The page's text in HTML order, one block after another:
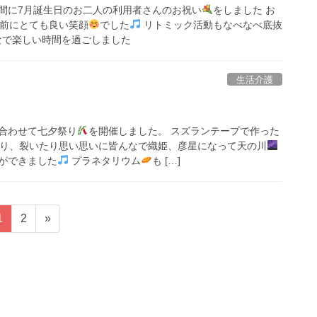
に7月誕生日のお二人の利用者さんのお祝い
をしました お
にとても良い笑顔
でした
リトミック活動もなべなべ底抜
楽しい時間を過ごしました
生活介護
わせて七夕祭り
を開催しました。 スズランテープで作った
、裂いたり思い思いに皆んなで織姫、彦星になって天の川
できました
プラネタリウム も […]
固
定
2 »